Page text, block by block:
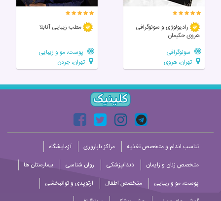
رادیولوژی و سونوگرافی
هروی حکیمان
سونوگرافی
تهران، هروی
مطب زیبایی آنابلا
پوست، مو و زیبایی
تهران، جردن
تناسب اندام و متخصص تغذیه مراکز ناباروری
آزمایشگاه
متخصص زنان و زایمان
دندانپزشکی روان شناسی
بیمارستان ها
پوست، مو و زیبایی
متخصص اطفال
ارتوپدی و توانبخشی